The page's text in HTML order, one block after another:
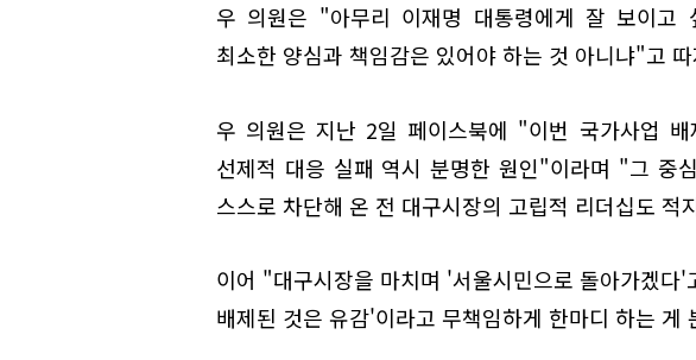
우 의원은 "아무리 이재명 대통령에게 잘 보이고
최소한 양심과 책임감은 있어야 하는 것 아니냐"고
우 의원은 지난 2일 페이스북에 "이번 국가사업
선제적 대응 실패 역시 분명한 원인"이라며 "그 중
스스로 차단해 온 전 대구시장의 고립적 리더십도
이어 "대구시장을 마치며 '서울시민으로 돌아가겠다
배제된 것은 유감'이라고 무책임하게 한마디 하는 게